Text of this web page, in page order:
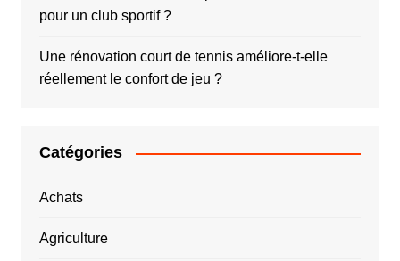
pour un club sportif ?
Une rénovation court de tennis améliore-t-elle
réellement le confort de jeu ?
Catégories
Achats
Agriculture